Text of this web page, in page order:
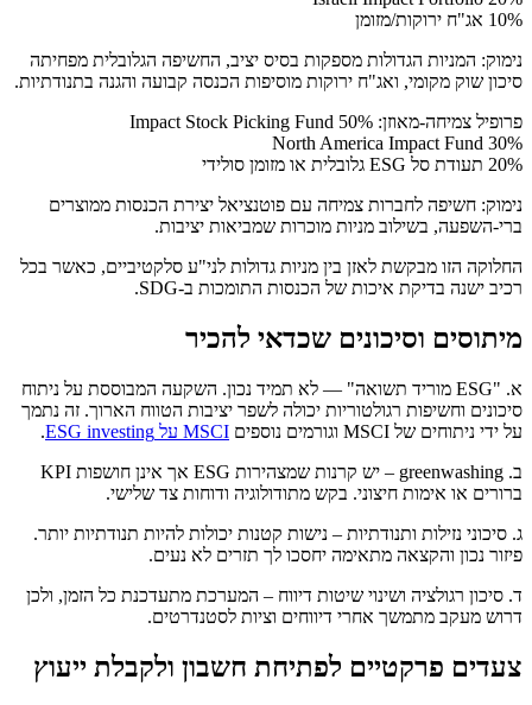
10% אג"ח ירוקות/מזומן
נימוק: המניות הגדולות מספקות בסיס יציב, החשיפה הגלובלית מפחיתה
סיכון שוק מקומי, ואג"ח ירוקות מוסיפות הכנסה קבועה והגנה בתנודתיות.
פרופיל צמיחה-מאוזן: 50% Impact Stock Picking Fund
30% North America Impact Fund
20% תעודת סל ESG גלובלית או מזומן סולידי
נימוק: חשיפה לחברות צמיחה עם פוטנציאל יצירת הכנסות ממוצרים
ברי-השפעה, בשילוב מניות מוכרות שמביאות יציבות.
החלוקה הזו מבקשת לאזן בין מניות גדולות לני"ע סלקטיביים, כאשר בכל
רכיב ישנה בדיקת איכות של הכנסות התומכות ב-SDG.
מיתוסים וסיכונים שכדאי להכיר
א. "ESG מוריד תשואה" — לא תמיד נכון. השקעה המבוססת על ניתוח
סיכונים וחשיפות רגולטוריות יכולה לשפר יציבות הטווח הארוך. זה נתמך
על ידי ניתוחים של MSCI וגורמים נוספים
MSCI על ESG investing
.
ב. greenwashing – יש קרנות שמצהירות ESG אך אינן חושפות KPI
ברורים או אימות חיצוני. בקש מתודולוגיה ודוחות צד שלישי.
ג. סיכוני נזילות ותנודתיות – נישות קטנות יכולות להיות תנודתיות יותר.
פיזור נכון והקצאה מתאימה יחסכו לך תזרים לא נעים.
ד. סיכון רגולציה ושינוי שיטות דיווח – המערכת מתעדכנת כל הזמן, ולכן
דרוש מעקב מתמשך אחרי דיווחים וציות לסטנדרטים.
צעדים פרקטיים לפתיחת חשבון ולקבלת ייעוץ